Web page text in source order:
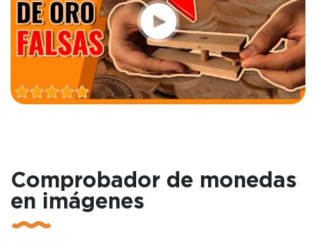
Comprobador de monedas
en imágenes